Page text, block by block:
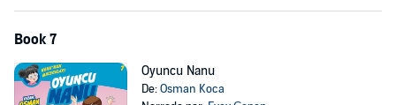
Book 7
Oyuncu Nanu
De:Osman Koca